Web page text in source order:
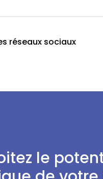
réseaux sociaux
le